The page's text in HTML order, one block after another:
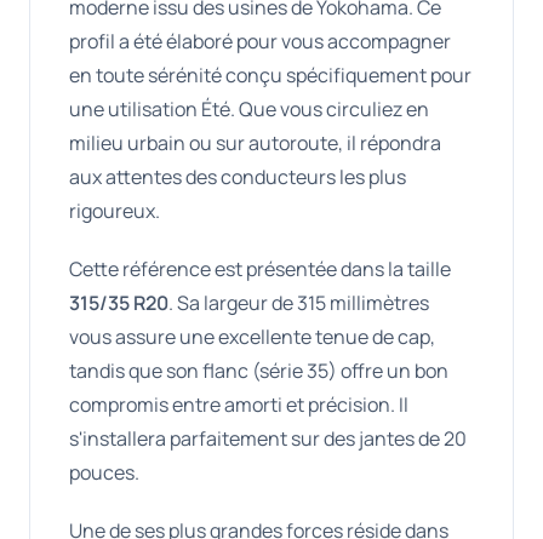
moderne issu des usines de Yokohama. Ce
profil a été élaboré pour vous accompagner
en toute sérénité conçu spécifiquement pour
une utilisation Été. Que vous circuliez en
milieu urbain ou sur autoroute, il répondra
aux attentes des conducteurs les plus
rigoureux.
Cette référence est présentée dans la taille
315/35 R20. Sa largeur de 315 millimètres
vous assure une excellente tenue de cap,
tandis que son flanc (série 35) offre un bon
compromis entre amorti et précision. Il
s'installera parfaitement sur des jantes de 20
pouces.
Une de ses plus grandes forces réside dans